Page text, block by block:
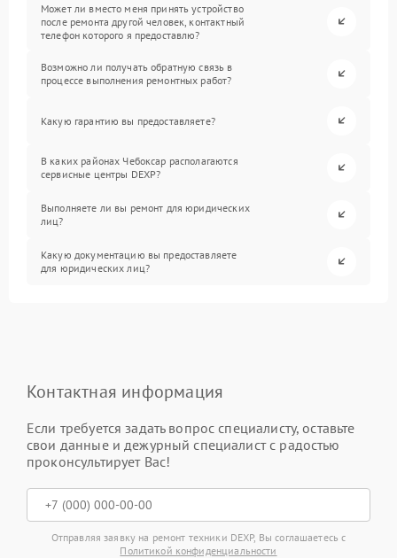
Может ли вместо меня принять устройство
после ремонта другой человек, контактный
телефон которого я предоставлю?
Возможно ли получать обратную связь в
процессе выполнения ремонтных работ?
Какую гарантию вы предоставляете?
В каких районах Чебоксар располагаются
сервисные центры DEXP?
Выполняете ли вы ремонт для юридических
лиц?
Какую документацию вы предоставляете
для юридических лиц?
Контактная информация
Если требуется задать вопрос специалисту, оставьте
свои данные и дежурный специалист с радостью
проконсультирует Вас!
Отправляя заявку на ремонт техники DEXP, Вы соглашаетесь с
Политикой конфиденциальности